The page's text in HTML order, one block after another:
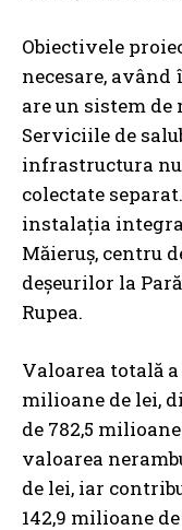
Obiectivele
necesare, având
are un sistem de
Serviciile de
infrastructura
colectate
instalația
Măieruș, centru
deșeurilor la
Rupea.
Valoarea totală
milioane de lei,
de 782,5
valoarea
de lei, iar
142,9 milioane